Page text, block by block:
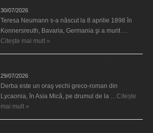
30/07/2026
Teresa Neumann s-a născut la 8 aprilie 1898 în
Konnersreuth, Bavaria, Germania şi a murit …
Citește mai mult »
29/07/2026
Derba este un oraş vechi greco-roman din
Lycaonia, în Asia Mică, pe drumul de la …Citește
mai mult »